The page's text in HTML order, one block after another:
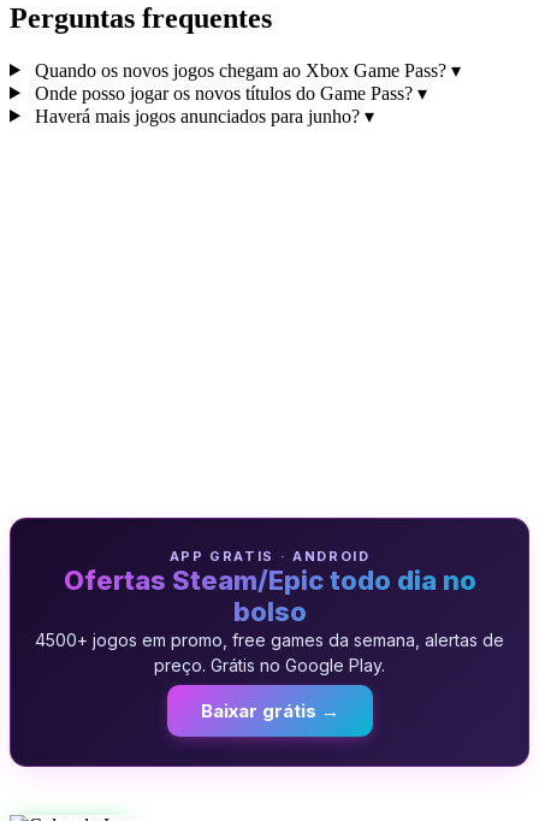
Perguntas frequentes
Quando os novos jogos chegam ao Xbox Game Pass? ▾
Onde posso jogar os novos títulos do Game Pass? ▾
Haverá mais jogos anunciados para junho? ▾
APP GRATIS · ANDROID
Ofertas Steam/Epic todo dia no
bolso
4500+ jogos em promo, free games da semana, alertas de
preço. Grátis no Google Play.
Baixar grátis →